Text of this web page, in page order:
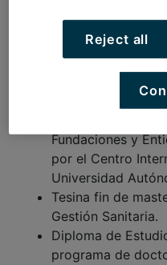
Doctor en
Universidad de
Licenciado en
Empresas por la
Madrid.
Fundaciones y
por el Centro
Universidad
Tesina fin de
Gestión Sanitaria.
Diploma de
programa de
Reject all